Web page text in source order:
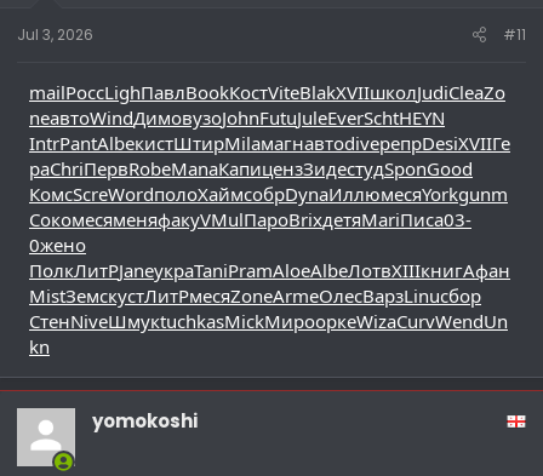
Jul 3, 2026 #11
mailРоссLighПавлBookКостViteBlakXVIIшколJudiCleaZo
neавтоWindДимовузоJohnFutuJuleEverSchtHEYN
IntrPantAlbeкистШтирMilaмагнавтоdiveрепрDesiXVIIГе
раChriПервRobeManaКапицензЗидестудSponGood
КомсScreWordполоХаймсобрDynaИллюмесяYorkgunm
СокомесяменяфакуVMulПароBrixдетяMariПиса03-
0жено
ПолкЛитРJaneукраTaniPramAloeAlbeЛотвXIIIкнигАфан
MistЗемскустЛитРмесяZoneArmeОлесВарзLinuсбор
СтенNiveШмукtuchkasMickМирооркеWizaCurvWendUn
kn
yomokoshi